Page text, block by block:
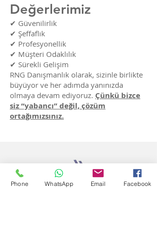
Değerlerimiz
✔ Güvenilirlik
✔ Şeffaflık
✔ Profesyonellik
✔ Müşteri Odaklılık
✔ Sürekli Gelişim
RNG Danışmanlık olarak, sizinle birlikte
büyüyor ve her adımda yanınızda
olmaya devam ediyoruz. Çünkü bizce
siz “yabancı” değil, çözüm
ortağımızsınız.
Phone WhatsApp Email Facebook